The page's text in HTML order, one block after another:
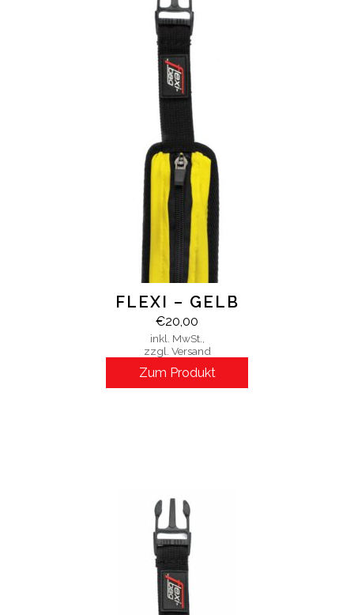
FLEXI – GELB
€20,00
inkl. MwSt.,
zzgl. Versand
Zum Produkt